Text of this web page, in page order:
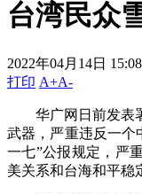
台湾民众
2022年04月14日
打印 A+A-
华广网日前发表署
武器，严重违反一个
一七”公报规定，严
美关系和台海和平稳